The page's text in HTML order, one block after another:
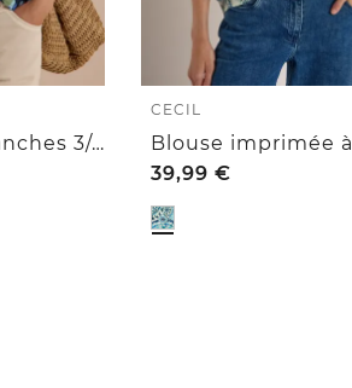
Chemisier à manches 3/4, ourlets retroussés et imprimé
CECIL
39,99 €